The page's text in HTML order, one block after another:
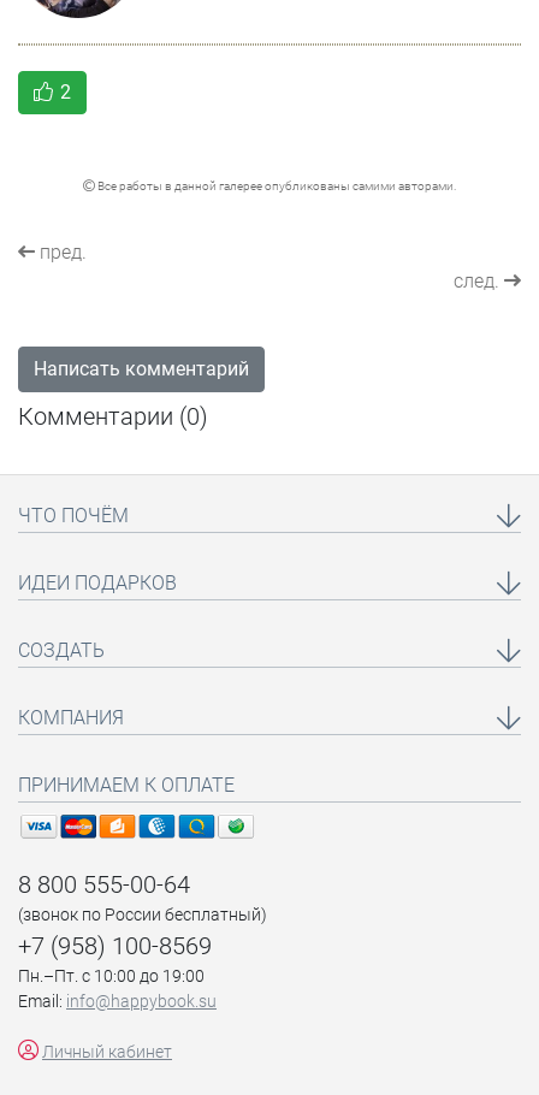
2
Все работы в данной галерее опубликованы самими авторами.
пред.
след.
Написать комментарий
Комментарии (0)
ЧТО ПОЧЁМ
ИДЕИ ПОДАРКОВ
СОЗДАТЬ
КОМПАНИЯ
ПРИНИМАЕМ К ОПЛАТЕ
8 800 555-00-64
(звонок по России бесплатный)
+7 (958) 100-8569
Пн.–Пт. с 10:00 до 19:00
Email: info@happybook.su
Личный кабинет